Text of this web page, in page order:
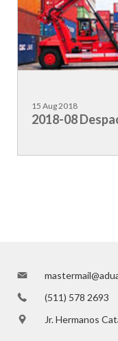
15 Aug 2018
2018-08
(511) 578 2693
Jr. Hermanos